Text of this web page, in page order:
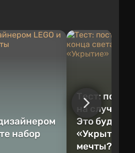
набор
Тест:
на случай
Это будет
«Укрытие»
мечты?